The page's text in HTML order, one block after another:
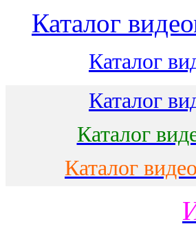
Каталог
Каталог
Каталог
Каталог
Каталог